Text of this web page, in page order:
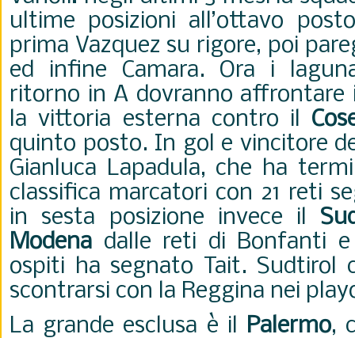
ultime posizioni all’ottavo
prima Vazquez su rigore, poi
ed infine Camara. Ora i
ritorno in A dovranno
la vittoria esterna contro il
quinto posto. In gol e vincitore
Gianluca Lapadula, che ha
classifica marcatori con 21 reti
in sesta posizione invece il
Modena dalle reti di Bonfanti
ospiti ha segnato Tait. Sudtirol
scontrarsi con la Reggina nei
La grande esclusa è il Palermo,